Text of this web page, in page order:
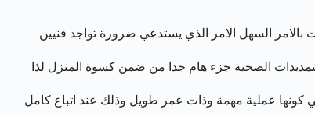
بالامر السهل الامر الذي يستدعي ضرورة تواجد فنيين
الصحية جزء هام جدا من ضمن كسوة المنزل لذا
كونها عملية مهمة وذات عمر طويل وذلك عند اتباع كامل